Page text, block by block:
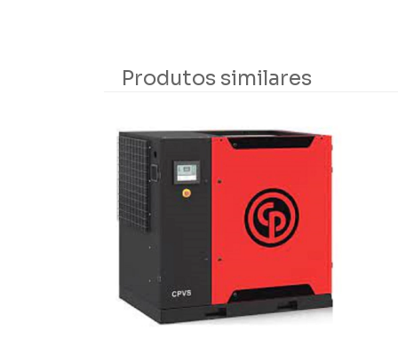
Produtos similares